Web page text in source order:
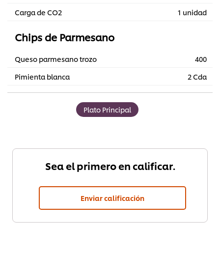
Carga de CO2
1 unidad
Chips de Parmesano
Queso parmesano trozo
400
Pimienta blanca
2 Cda
Plato Principal
Sea el primero en calificar.
Enviar calificación